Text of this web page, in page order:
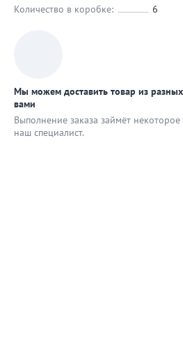
Количество в коробке:
6
Мы можем доставить товар из
вами
Выполнение заказа займёт
наш специaлист.